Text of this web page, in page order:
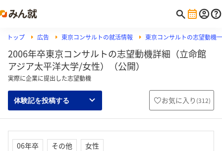
トップ 広告 東京コンサルトの就活情報 東京コンサルトの志望動機
2006年卒東京コンサルトの志望動機詳細（立命館
アジア太平洋大学/女性）（公開）
実際に企業に提出した志望動機
体験記を投稿する お気に入り (312)
06年卒 その他
女性